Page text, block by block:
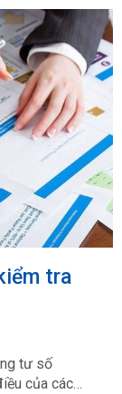
tra
tư số
của các